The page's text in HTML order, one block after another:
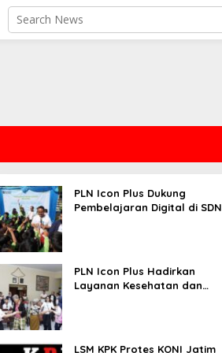
PLN Icon Plus Dukung
Pembelajaran Digital di SDN
PLN Icon Plus Hadirkan
Layanan Kesehatan dan
LSM KPK Protes KONI Jatim